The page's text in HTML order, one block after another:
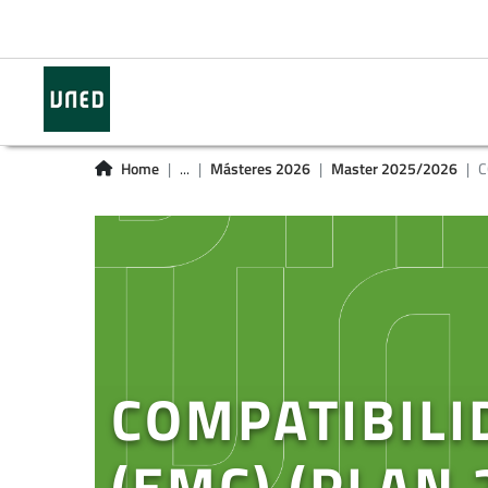
Home ... Másteres 2026 Master 2025/2026